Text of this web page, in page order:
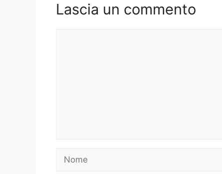
Lascia un commento
Nome